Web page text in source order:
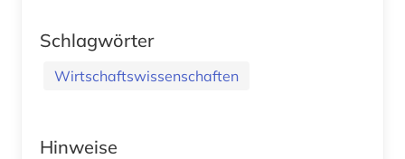
Schlagwörter
Wirtschaftswissenschaften
Hinweise